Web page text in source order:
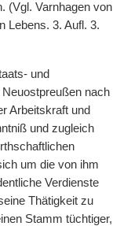
(Vgl. Varnhagen von
Lebens. 3. Aufl. 3.
und
nach
Arbeitskraft und
und zugleich
um die von ihm
Verdienste
Thätigkeit zu
Stamm tüchtiger,